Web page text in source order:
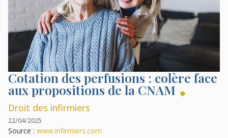
Cotation des perfusions : colère face
aux propositions de la CNAM
Droit des infirmiers
22/04/2025
Source : www.infirmiers.com